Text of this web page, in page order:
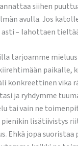
siihen
avulla. Jos
– lahottaen
tarjoamme
konkreettinen vika
ja ryhdymme
tai vain ne
lisätiivistys
Ehkä jopa